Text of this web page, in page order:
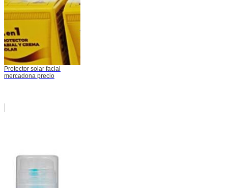
Protector solar facial
mercadona precio